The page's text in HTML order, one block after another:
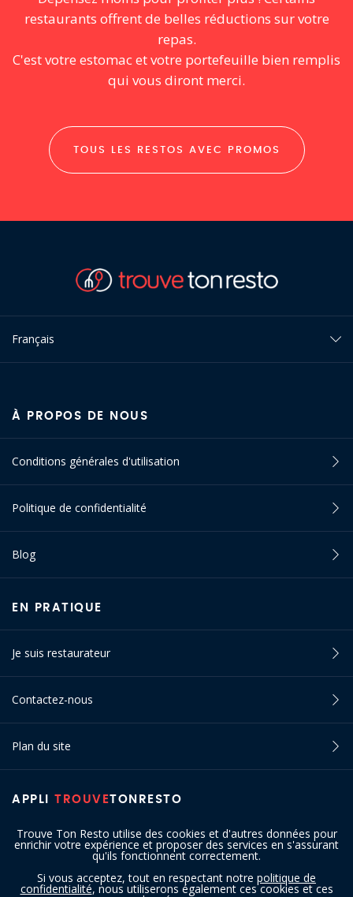
restaurants offrent de belles réductions sur votre
repas.
C'est votre estomac et votre portefeuille bien remplis
qui vous diront merci.
TOUS LES RESTOS AVEC PROMOS
Trouve Ton Resto utilise des cookies et d'autres données pour
enrichir votre expérience et proposer des services en s'assurant
qu'ils fonctionnent correctement.
Si vous acceptez, tout en respectant notre politique de
confidentialité, nous utiliserons également ces cookies et ces
Français
APPLI TROUVETONRESTO
À PROPOS DE NOUS
Conditions générales d'utilisation
Politique de confidentialité
Blog
EN PRATIQUE
Je suis restaurateur
Contactez-nous
Plan du site
SUIVEZ-NOUS